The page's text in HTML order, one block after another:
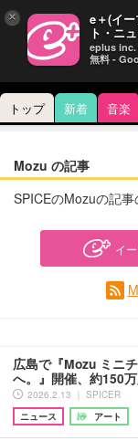
トップ 新着 音楽
Mozu の記事
SPICEのMozuの記
イ
広島で『Mozu ミニ
へ。』開催、約150
2026.2.13 ｜ SPICER
ニュース
アート
× e＋(イ
ト・ニ
eplus inc.
無料 -